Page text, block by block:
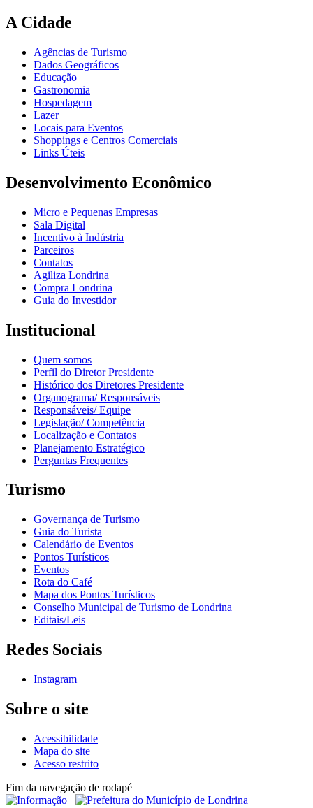
A Cidade
Agências de Turismo
Dados Geográficos
Educação
Gastronomia
Hospedagem
Lazer
Locais para Eventos
Shoppings e Centros Comerciais
Links Úteis
Desenvolvimento Econômico
Micro e Pequenas Empresas
Sala Digital
Incentivo à Indústria
Parceiros
Contatos
Agiliza Londrina
Compra Londrina
Guia do Investidor
Institucional
Quem somos
Perfil do Diretor Presidente
Histórico dos Diretores Presidente
Organograma/ Responsáveis
Responsáveis/ Equipe
Legislação/ Competência
Localização e Contatos
Planejamento Estratégico
Perguntas Frequentes
Turismo
Governança de Turismo
Guia do Turista
Calendário de Eventos
Pontos Turísticos
Eventos
Rota do Café
Mapa dos Pontos Turísticos
Conselho Municipal de Turismo de Londrina
Editais/Leis
Redes Sociais
Instagram
Sobre o site
Acessibilidade
Mapa do site
Acesso restrito
Fim da navegação de rodapé